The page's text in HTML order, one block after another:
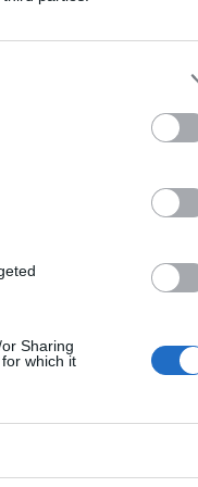
Sharing
which it
велат
Прво
дека се
со